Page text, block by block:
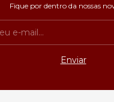
Fique por dentro da nossas